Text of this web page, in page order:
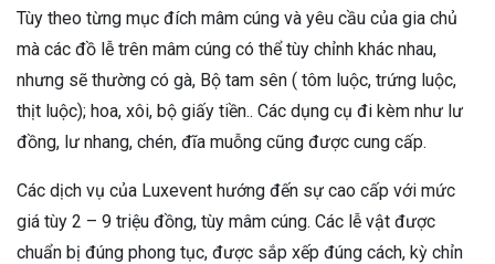
Tùy theo từng mục đích mâm cúng và yêu cầu của gia chủ
mà các đồ lễ trên mâm cúng có thể tùy chỉnh khác nhau,
nhưng sẽ thường có gà, Bộ tam sên ( tôm luộc, trứng luộc,
thịt luộc); hoa, xôi, bộ giấy tiền.. Các dụng cụ đi kèm như lư
đồng, lư nhang, chén, đĩa muỗng cũng được cung cấp.
Các dịch vụ của Luxevent hướng đến sự cao cấp với mức
giá tùy 2 – 9 triệu đồng, tùy mâm cúng. Các lễ vật được
chuẩn bị đúng phong tục, được sắp xếp đúng cách, kỳ chỉn